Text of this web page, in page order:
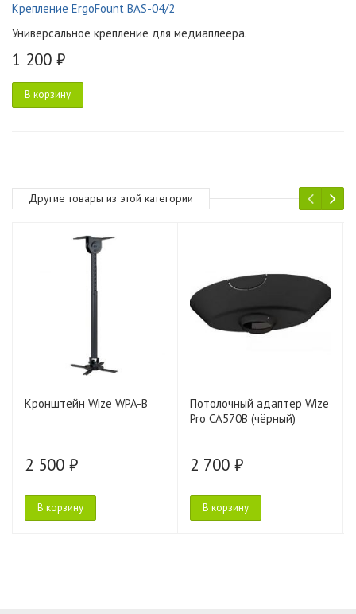
Крепление ErgoFount BAS-04/2
Универсальное крепление для медиаплеера.
1 200 ₽
В корзину
Другие товары из этой категории
Кронштейн Wize WPA-B
2 500 ₽
В корзину
Потолочный адаптер Wize
Pro CA570B (чёрный)
2 700 ₽
В корзину